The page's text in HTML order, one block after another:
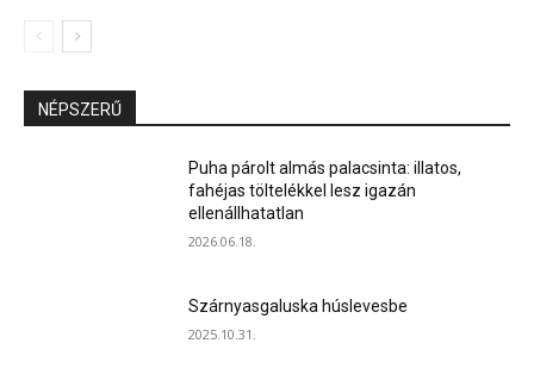
NÉPSZERŰ
Puha párolt almás palacsinta: illatos,
fahéjas töltelékkel lesz igazán
ellenállhatatlan
2026.06.18.
Szárnyasgaluska húslevesbe
2025.10.31.